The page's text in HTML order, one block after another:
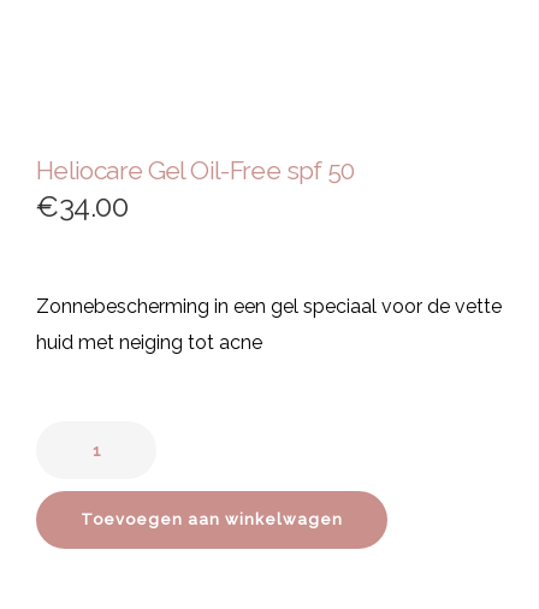
Heliocare Gel Oil-Free spf 50
€34.00
Zonnebescherming in een gel speciaal voor de vette
huid met neiging tot acne
Toevoegen aan winkelwagen